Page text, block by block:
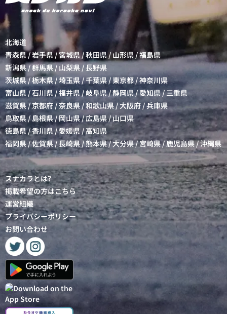
北海道
青森県/岩手県/宮城県/秋田県 / 山形県/福島県
新潟県/群馬県 / 山梨県 /長野県
茨城県 /栃木県/埼玉県/千葉県/東京都 /神奈川県
富山県 /石川県 /福井県/岐阜県/静岡県/愛知県/三重県
滋賀県/京都府/奈良県 /和歌山県/大阪府 /兵庫県
鳥取県 / 島根県/岡山県/広島県/山口県
徳島県/香川県/愛媛県 /高知県
福岡県 /佐賀県 /長崎県/熊本県/大分県/宮崎県/鹿児島県/沖縄県
スナカラとは?
掲載希望の方はこちら
運営組織
プライバシーポリシー
お問い合わせ